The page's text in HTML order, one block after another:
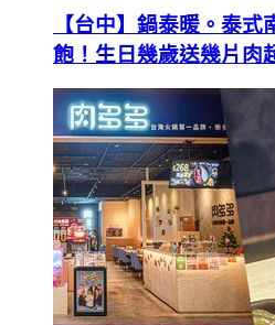
【台中】鍋泰暖。泰式
飽！生日幾歲送幾片肉